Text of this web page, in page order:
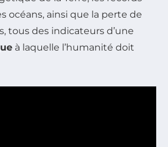
océans, ainsi que la perte de
tous des indicateurs d’une
à laquelle l’humanité doit